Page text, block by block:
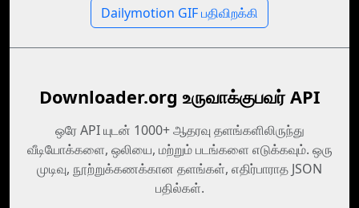
Dailymotion GIF பதிவிறக்கி
Downloader.org உருவாக்குபவர் API
ஒரே API யுடன் 1000+ ஆதரவு தளங்களிலிருந்து
வீடியோக்களை, ஒலியை, மற்றும் படங்களை எடுக்கவும். ஒரு
முடிவு, நூற்றுக்கணக்கான தளங்கள், எதிர்பாராத JSON
பதில்கள்.